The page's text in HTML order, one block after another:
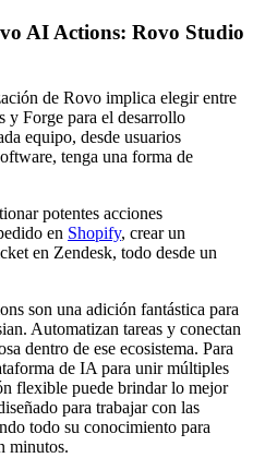
AI Actions: Rovo Studio
de Rovo implica elegir entre
y Forge para el desarrollo
equipo, desde usuarios
tenga una forma de
potentes acciones
en Shopify, crear un
en Zendesk, todo desde un
son una adición fantástica para
Automatizan tareas y conectan
dentro de ese ecosistema. Para
de IA para unir múltiples
flexible puede brindar lo mejor
para trabajar con las
todo su conocimiento para
minutos.